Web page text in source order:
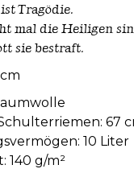
Tragödie.
mal die Heiligen
sie bestraft.
67
10 Liter
140 g/m²